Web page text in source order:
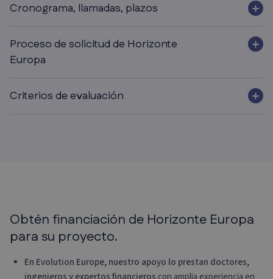
Cronograma, llamadas, plazos
Proceso de solicitud de Horizonte
Europa
Criterios de evaluación
Obtén financiación de Horizonte Europa
para su proyecto.
En Evolution Europe, nuestro apoyo lo prestan doctores,